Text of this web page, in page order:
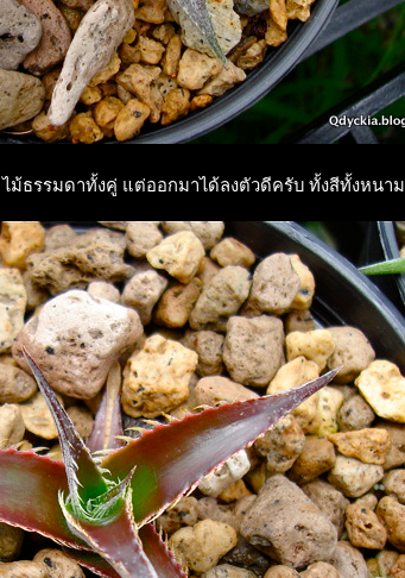
ไม้ธรรมดาทั้งคู่ แต่ออกมาได้ลงตัวดีครับ ทั้งสีทั้งหนาม